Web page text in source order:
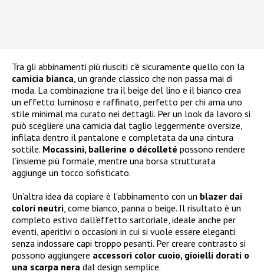
Tra gli abbinamenti più riusciti c’è sicuramente quello con la
camicia bianca, un grande classico che non passa mai di
moda. La combinazione tra il beige del lino e il bianco crea
un effetto luminoso e raffinato, perfetto per chi ama uno
stile minimal ma curato nei dettagli. Per un look da lavoro si
può scegliere una camicia dal taglio leggermente oversize,
infilata dentro il pantalone e completata da una cintura
sottile. Mocassini, ballerine o décolleté possono rendere
l’insieme più formale, mentre una borsa strutturata
aggiunge un tocco sofisticato.
Un’altra idea da copiare è l’abbinamento con un blazer dai
colori neutri, come bianco, panna o beige. Il risultato è un
completo estivo dall’effetto sartoriale, ideale anche per
eventi, aperitivi o occasioni in cui si vuole essere eleganti
senza indossare capi troppo pesanti. Per creare contrasto si
possono aggiungere accessori color cuoio, gioielli dorati o
una scarpa nera dal design semplice.